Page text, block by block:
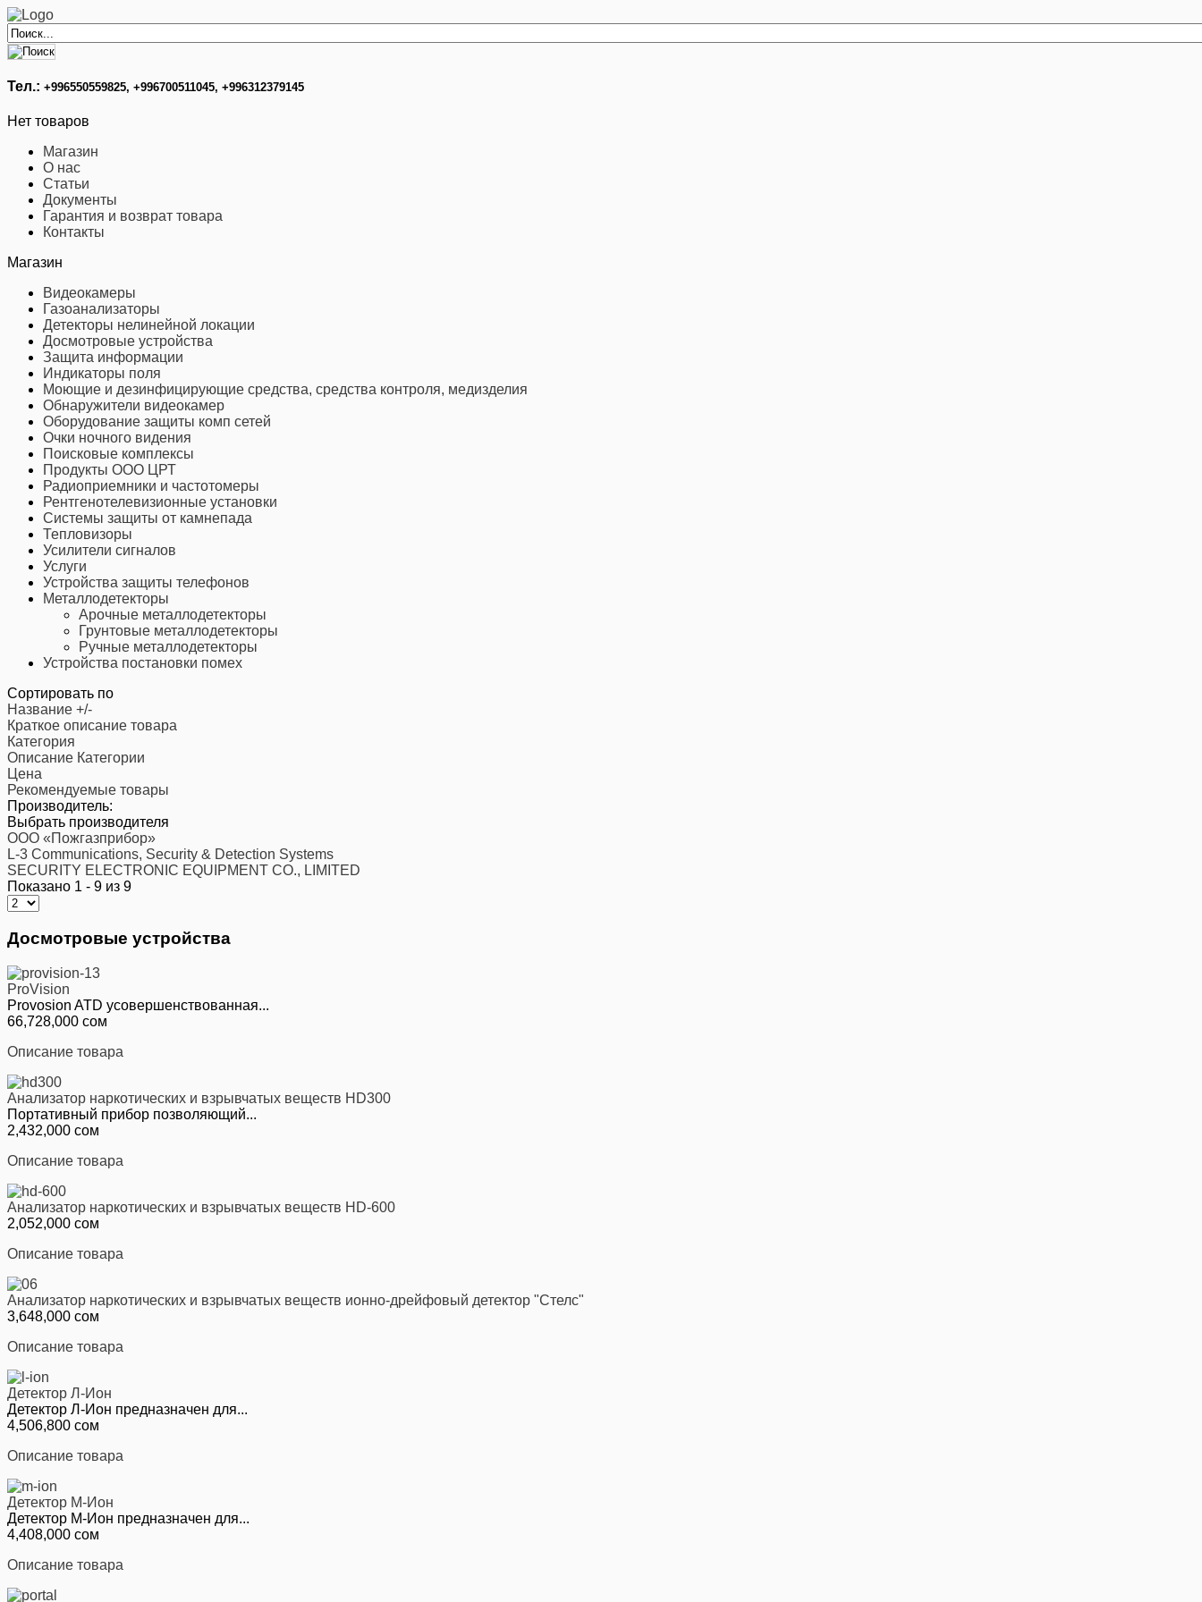
Тел.: +996550559825, +996700511045, +996312379145
Нет товаров
Магазин
О нас
Статьи
Документы
Гарантия и возврат товара
Контакты
Магазин
Видеокамеры
Газоанализаторы
Детекторы нелинейной локации
Досмотровые устройства
Защита информации
Индикаторы поля
Моющие и дезинфицирующие средства, средства контроля, медизделия
Обнаружители видеокамер
Оборудование защиты комп сетей
Очки ночного видения
Поисковые комплексы
Продукты ООО ЦРТ
Радиоприемники и частотомеры
Рентгенотелевизионные установки
Системы защиты от камнепада
Тепловизоры
Усилители сигналов
Услуги
Устройства защиты телефонов
Металлодетекторы
Арочные металлодетекторы
Грунтовые металлодетекторы
Ручные металлодетекторы
Устройства постановки помех
Сортировать по
Название +/-
Краткое описание товара
Категория
Описание Категории
Цена
Рекомендуемые товары
Производитель:
Выбрать производителя
ООО «Пожгазприбор»
L-3 Communications, Security & Detection Systems
SECURITY ELECTRONIC EQUIPMENT CO., LIMITED
Показано 1 - 9 из 9
Досмотровые устройства
ProVision
Provosion ATD усовершенствованная...
66,728,000 сом
Описание товара
Анализатор наркотических и взрывчатых веществ HD300
Портативный прибор позволяющий...
2,432,000 сом
Описание товара
Анализатор наркотических и взрывчатых веществ HD-600
2,052,000 сом
Описание товара
Анализатор наркотических и взрывчатых веществ ионно-дрейфовый детектор "Стелс"
3,648,000 сом
Описание товара
Детектор Л-Ион
Детектор Л-Ион предназначен для...
4,506,800 сом
Описание товара
Детектор М-Ион
Детектор М-Ион предназначен для...
4,408,000 сом
Описание товара